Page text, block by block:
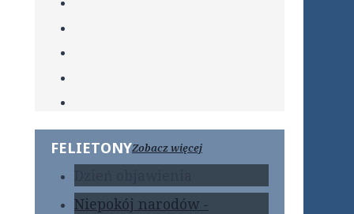
FELIETONYZobacz więcej
Niepokój narodów -